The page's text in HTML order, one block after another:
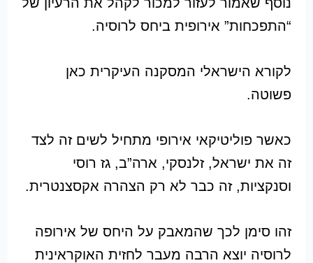
“התפכחות” אירופית ביחס לרוסיה.
לקורא הישראלי המסקנה העיקרית כאן
פשוטה.
כאשר פוליטיקאי אירופי מתחיל לשים זה לצד
זה את ישראל, זלנסקי, ארה”ב, גז רוסי
וסנקציות, זה כבר לא רק הצהרה אקסצנטרית.
זהו סימן לכך שהמאבק על היחס של אירופה
לרוסיה יוצא הרבה מעבר לחזית האוקראינית